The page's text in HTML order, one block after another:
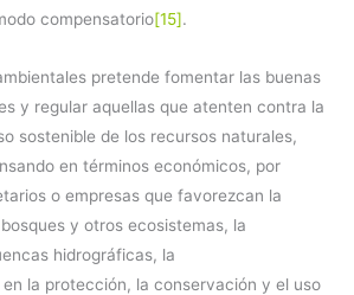
compensatorio[15].
pretende fomentar las buenas
y regular aquellas que atenten contra la
sostenible de los recursos naturales,
en términos económicos, por
o empresas que favorezcan la
y otros ecosistemas, la
hidrográficas, la
la protección, la conservación y el uso